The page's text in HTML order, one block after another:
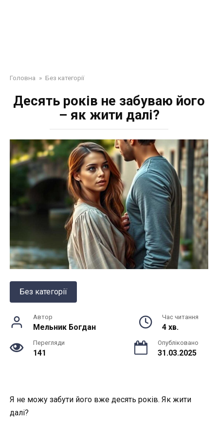
Головна » Без категорії
Десять років не забуваю його
– як жити далі?
Без категорії
Автор
Мельник Богдан
Час читання
4 хв.
Перегляди
141
Опубліковано
31.03.2025
Я не можу забути його вже десять років. Як жити
далі?